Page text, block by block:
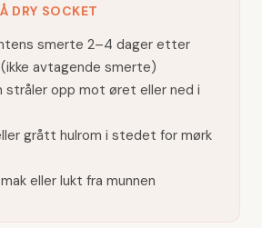
DRY SOCKET
smerte 2–4 dager etter
avtagende smerte)
stråler opp mot øret eller ned i
grått hulrom i stedet for mørk
eller lukt fra munnen